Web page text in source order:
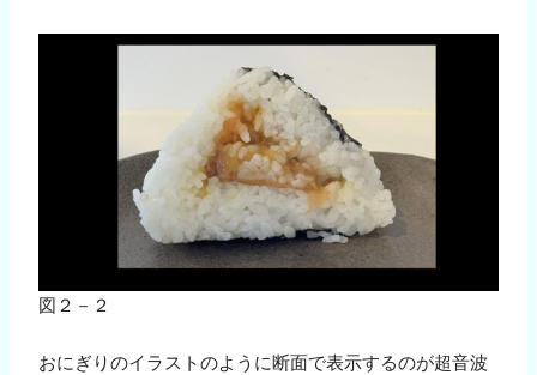
図２－２
おにぎりのイラストのように断面で表示するのが超音波